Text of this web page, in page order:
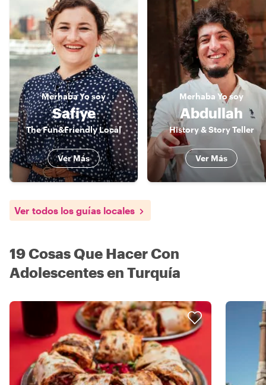
MerhabaYo soy
Safiye
The Fun&Friendly Local
Ver Más
Merhaba Yo soy
Abdullah
History & Story Teller
Ver Más
Ver todos los guías locales
19 Cosas Que Hacer Con
Adolescentes en Turquía